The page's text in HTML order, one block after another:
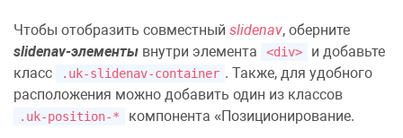
Чтобы отобразить совместный slidenav, оберните
slidenav-элементы внутри элемента <div>
и добавьте
класс
.uk-slidenav-container . Также, для удобного
расположения можно добавить один из классов
.uk-position-* компонента Позиционирование.